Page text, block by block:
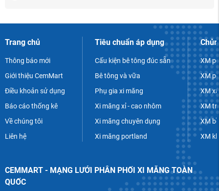
Trang chủ
Thông báo mới
Giới thiệu CemMart
Điều khoản sử dụng
Báo cáo thống kê
Về chúng tôi
Liên hệ
Tiêu chuẩn áp dụng
Cấu kiện bê tông đúc sẵn
Bê tông và vữa
Phụ gia xi măng
Xi măng xỉ - cao nhôm
Xi măng chuyên dụng
Xi măng portland
XM
XM
XM
XM
XM
XM
CEMMART - MẠNG LƯỚI PHÂN PHỐI XI MĂNG TOÀN
QUỐC